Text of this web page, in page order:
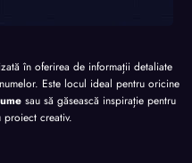
în oferirea de informații detaliate
Este locul ideal pentru oricine
sau să găsească inspirație pentru
proiect creativ.